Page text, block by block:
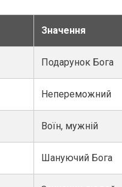
Значення
Подарунок Бога
Непереможний
Воїн, мужній
Шануючий Бога